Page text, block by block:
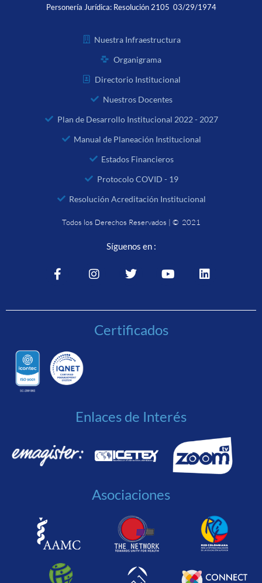
Personería Jurídica: Resolución 2105 03/29/1974
Nuestra Infraestructura
Organigrama
Directorio Institucional
Nuestros Docentes
Plan de Desarrollo Institucional 2022 - 2027
Manual de Planeación Institucional
Estados Financieros
Protocolo COVID - 19
Resolución Acreditación Institucional
Todos los Derechos Reservados | © 2021
Síguenos en :
Certificados
Enlaces de Interés
Asociaciones